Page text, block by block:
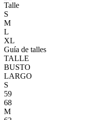
Talle
S
M
L
XL
Guía de talles
TALLE
BUSTO
LARGO
S
59
68
M